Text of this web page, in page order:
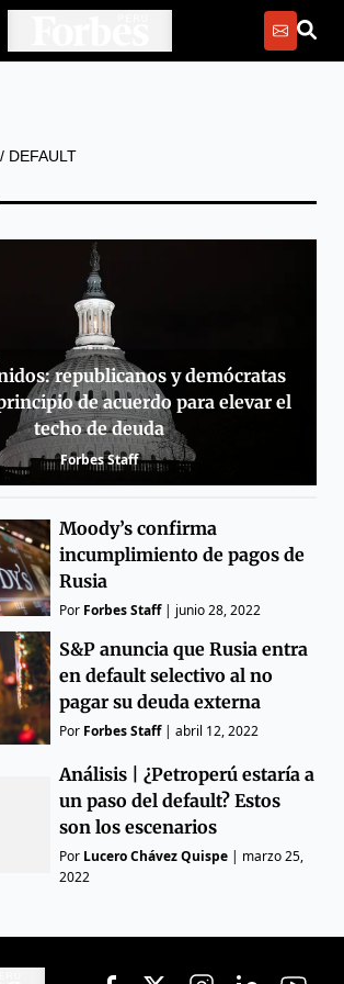
/ DEFAULT
republicanos y demócratas
de acuerdo para elevar el
techo de deuda
Forbes Staff
Moody’s confirma
incumplimiento de pagos de
Rusia
Por Forbes Staff| junio 28, 2022
S&P anuncia que Rusia entra
en default selectivo al no
pagar su deuda externa
Por Forbes Staff|abril 12, 2022
Análisis | ¿Petroperú estaría a
un paso del default? Estos
son los escenarios
Por Lucero Chávez Quispe | marzo 25,
2022